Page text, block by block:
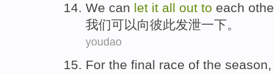
We can let it all out to each
我们可以向彼此发泄一下。
youdao
For the final race of the season